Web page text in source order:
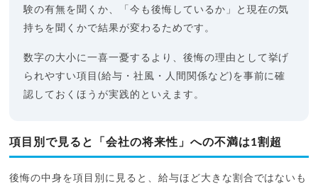
験の有無を聞くか、「今も後悔しているか」と現在の気
持ちを聞くかで結果が変わるためです。
数字の大小に一喜一憂するより、後悔の理由として挙げ
られやすい項目(給与・社風・人間関係など)を事前に確
認しておくほうが実践的といえます。
項目別で見ると「会社の将来性」への不満は1割超
後悔の中身を項目別に見ると、給与ほど大きな割合ではないも